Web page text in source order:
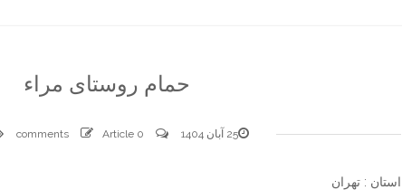
حمام روستای مراء
25 آبان 1404 0 comments
Article
استان : تهران